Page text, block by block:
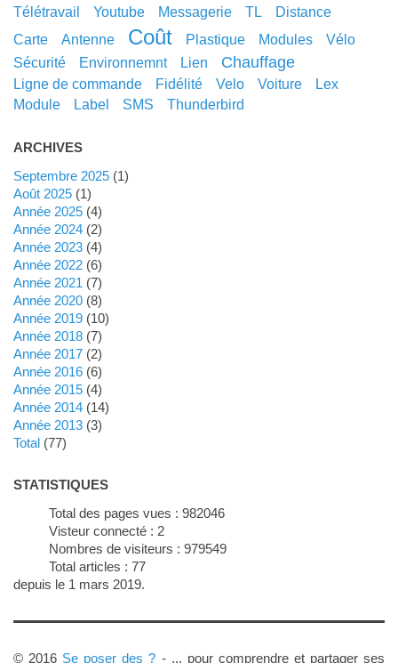
télétravail
youtube messagerie TL
distance
carte
antenne coût plastique modules
vélo
sécurité
environnemnt lien chauffage
ligne de commande fidélité velo voiture
lex
module
label SMS thunderbird
ARCHIVES
septembre 2025(1)
août 2025(1)
année 2025(4)
année 2024(2)
année 2023(4)
année 2022(6)
année 2021 (7)
année 2020(8)
année 2019(10)
année 2018(7)
année 2017(2)
année 2016(6)
année 2015(4)
année 2014(14)
année 2013(3)
total (77)
STATISTIQUES
Total des pages vues : 982046
Visteur connecté : 2
Nombres de visiteurs : 979549
Total articles : 77
depuis le 1 mars 2019.
© 2016 Se poser des ? - ... pour comprendre et partager ses